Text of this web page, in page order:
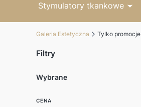
Stymulatory tkankowe
Galeria Estetyczna Tylko promocje
Filtry
Wybrane
CENA